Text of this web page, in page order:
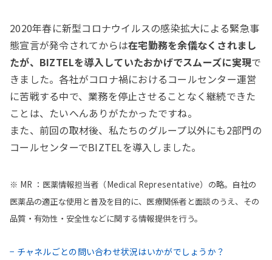
2020年春に新型コロナウイルスの感染拡大による緊急事
態宣言が発令されてからは在宅勤務を余儀なくされまし
たが、BIZTELを導入していたおかげでスムーズに実現で
きました。各社がコロナ禍におけるコールセンター運営
に苦戦する中で、業務を停止させることなく継続できた
ことは、たいへんありがたかったですね。
また、前回の取材後、私たちのグループ以外にも2部門の
コールセンターでBIZTELを導入しました。
※ MR ：医薬情報担当者（Medical Representative）の略。自社の
医薬品の適正な使用と普及を目的に、医療関係者と面談のうえ、その
品質・有効性・安全性などに関する情報提供を行う。
− チャネルごとの問い合わせ状況はいかがでしょうか？